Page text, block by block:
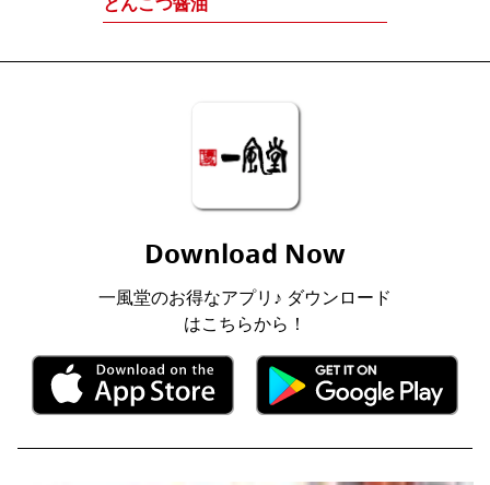
Download Now
一風堂のお得なアプリ♪ ダウンロード
はこちらから！